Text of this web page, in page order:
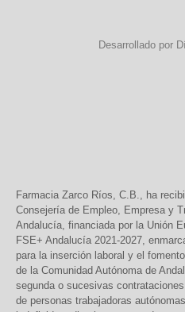
Desarrollado por
Farmacia Zarco Ríos, C.B., ha
Consejería de Empleo, Empresa y
Andalucía, financiada por la Unión
FSE+ Andalucía 2021-2027,
para la inserción laboral y el
de la Comunidad Autónoma de
segunda o sucesivas
de personas trabajadoras